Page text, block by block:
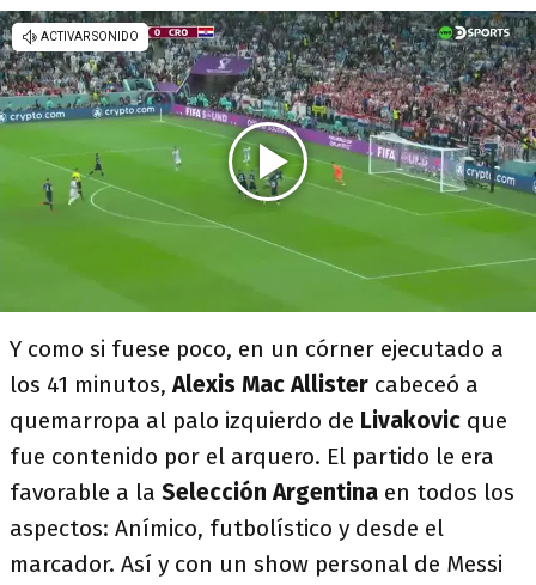
Y como si fuese poco, en un córner ejecutado a
los 41 minutos,Alexis Mac Allister cabeceó a
quemarropa al palo izquierdo de Livakovic que
fue contenido por el arquero. El partido le era
favorable a la Selección Argentina en todos los
aspectos: Anímico, futbolístico y desde el
marcador. Así y con un show personal de Messi